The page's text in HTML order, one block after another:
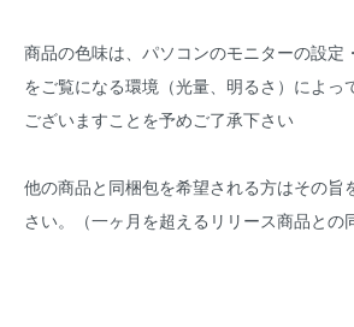
商品の色味は、パソコンのモニターの設定
をご覧になる環境（光量、明るさ）によっ
ございますことを予めご了承下さい
他の商品と同梱包を希望される方はその旨
さい。（一ヶ月を超えるリリース商品との